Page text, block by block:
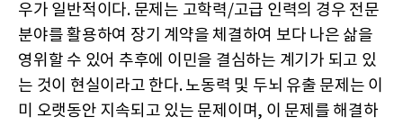
우가 일반적이다. 문제는 고학력/고급 인력의 경우 전문
분야를 활용하여 장기 계약을 체결하여 보다 나은 삶을
영위할 수 있어 추후에 이민을 결심하는 계기가 되고 있
는 것이 현실이라고 한다. 노동력 및 두뇌 유출 문제는 이
미 오랫동안 지속되고 있는 문제이며, 이 문제를 해결하